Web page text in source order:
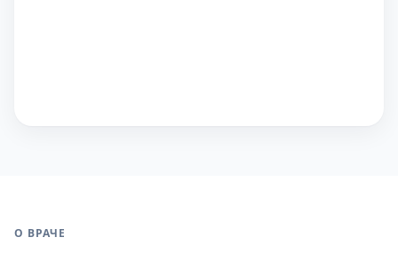
О ВРАЧЕ